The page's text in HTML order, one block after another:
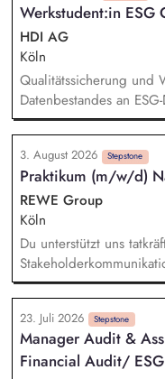
identifizierst sowie
Risiken und
Wertschöpfungskette
ab. Ziele und KPIs
Messgrößen und
Zusammenarbeit mit
erfolgreich um.
Werkstudent:in ESG
HDI AG
Köln
Qualitätssicherung und
Datenbestandes an
Fachliche und
Datenanlieferung,
Weiterentwicklung von
anhand von ESG-
Grundlage von ESG-
Meldungen im ESG-
Umfeld.
3. August 2026 Stepstone
Praktikum (m/w/d)
REWE Group
Köln
Du unterstützt uns
internen und externen
eigenständig die
Kontext Nachhaltigkeit.
und Durchführung von
23. Juli 2026 Stepstone
Manager Audit &
Financial Audit/